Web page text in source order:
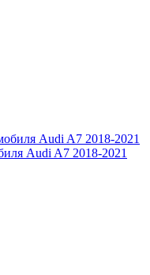
Audi A7 2018-2021